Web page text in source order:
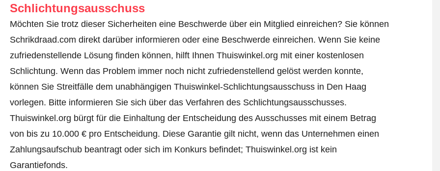
Schlichtungsausschuss
Möchten Sie trotz dieser Sicherheiten eine Beschwerde über ein Mitglied einreichen? Sie können
Schrikdraad.com direkt darüber informieren oder eine Beschwerde einreichen. Wenn Sie keine
zufriedenstellende Lösung finden können, hilft Ihnen Thuiswinkel.org mit einer kostenlosen
Schlichtung. Wenn das Problem immer noch nicht zufriedenstellend gelöst werden konnte,
können Sie Streitfälle dem unabhängigen Thuiswinkel-Schlichtungsausschuss in Den Haag
vorlegen. Bitte informieren Sie sich über das Verfahren des Schlichtungsausschusses.
Thuiswinkel.org bürgt für die Einhaltung der Entscheidung des Ausschusses mit einem Betrag
von bis zu 10.000 € pro Entscheidung. Diese Garantie gilt nicht, wenn das Unternehmen einen
Zahlungsaufschub beantragt oder sich im Konkurs befindet; Thuiswinkel.org ist kein
Garantiefonds.